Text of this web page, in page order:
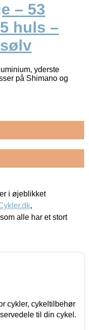
– 53
huls –
yderste
på Shimano og
i øjeblikket
,
alle har et stort
cykler, cykeltilbehør
til din cykel.